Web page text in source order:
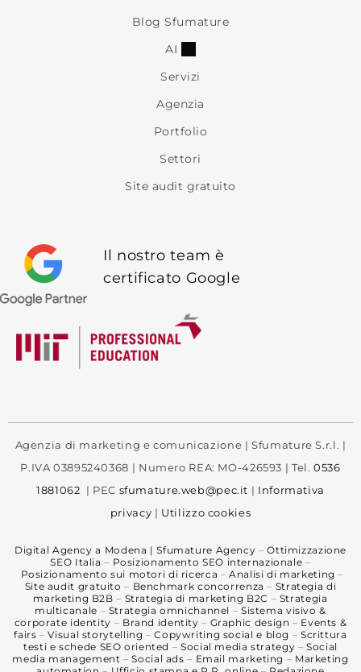
Blog Sfumature
AI
Servizi
Agenzia
Portfolio
Settori
Site audit gratuito
Il nostro team è
certificato Google
Agenzia di marketing e comunicazione | Sfumature S.r.l. |
P.IVA 03895240368 | Numero REA: MO-426593 | Tel.0536
1881062 | PEC sfumature.web@pec.it | Informativa
privacy | Utilizzo cookies
Digital Agency a Modena | Sfumature Agency –Ottimizzazione
SEO Italia – Posizionamento SEO internazionale –
Posizionamento sui motori di ricerca –Analisi di marketing –
Site audit gratuito – Benchmark concorrenza – Strategia di
marketing B2B – Strategia di marketing B2C – Strategia
multicanale – Strategia omnichannel – Sistema visivo &
corporate identity – Brand identity – Graphic design – Events &
fairs –Visual storytelling –Copywriting social e blog – Scrittura
testi e schede SEO oriented – Social media strategy –Social
media management –Social ads – Email marketing – Marketing